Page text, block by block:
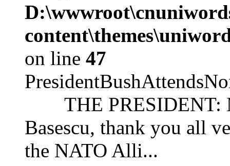
on line 47
THE PRESIDENT:
Basescu, thank you all
the NATO Alli...